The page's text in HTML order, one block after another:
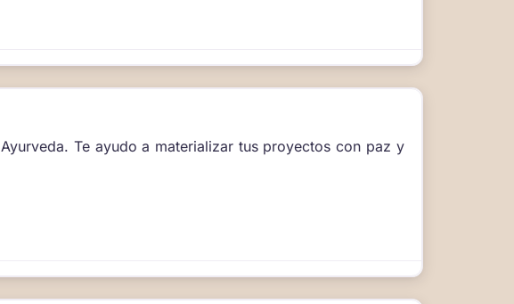
Te ayudo a materializar tus proyectos con paz y